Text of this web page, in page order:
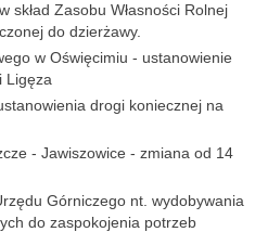
skład Zasobu Własności Rolnej
do dzierżawy.
w Oświęcimiu - ustanowienie
Ligęza
drogi koniecznej na
- Jawiszowice - zmiana od 14
Górniczego nt. wydobywania
do zaspokojenia potrzeb